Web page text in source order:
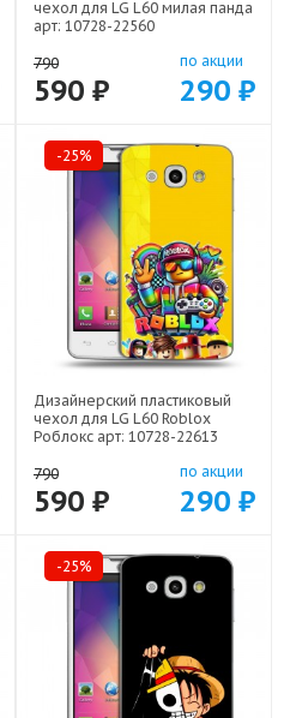
чехол для LG L60 милая панда
арт: 10728-22560
790
590 ₽
по акции
290 ₽
-25%
Дизайнерский пластиковый
чехол для LG L60 Roblox
Роблокс арт: 10728-22613
790
590 ₽
по акции
290 ₽
-25%